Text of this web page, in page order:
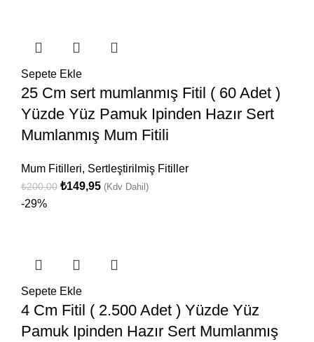
Sepete Ekle
25 Cm sert mumlanmış Fitil ( 60 Adet )
Yüzde Yüz Pamuk Ipinden Hazır Sert
Mumlanmış Mum Fitili
Mum Fitilleri, Sertleştirilmiş Fitiller
₺200,00 ₺149,95 (Kdv Dahil)
-29%
Sepete Ekle
4 Cm Fitil ( 2.500 Adet ) Yüzde Yüz
Pamuk Ipinden Hazır Sert Mumlanmış